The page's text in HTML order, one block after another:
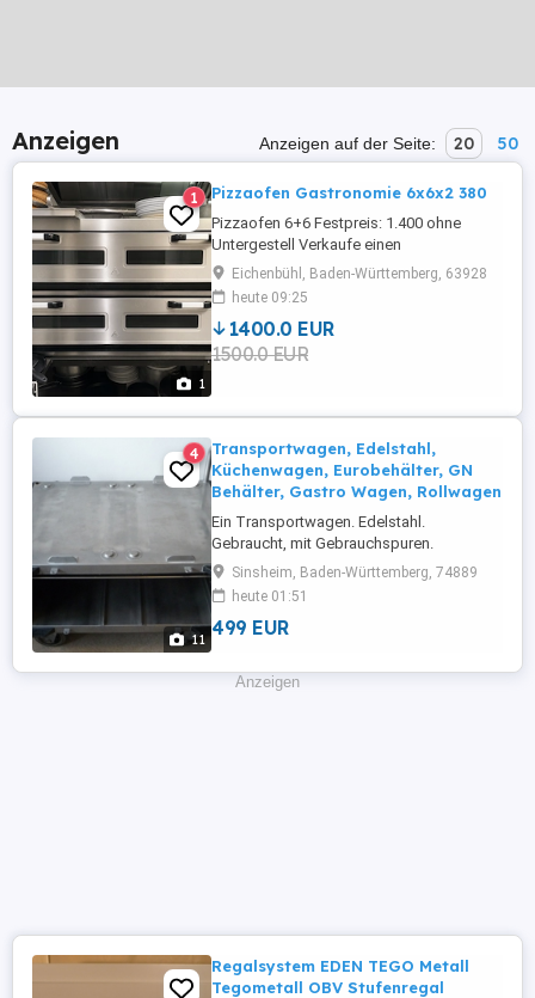
Anzeigen Anzeigen auf der Seite: 20 50
1
1 Pizzaofen Gastronomie 6x6x2 380
Pizzaofen 6+6 Festpreis: 1.400 ohne
Untergestell Verkaufe einen
professionellen Pizzaofen Allround 6+6
Der Ofen ist voll funktionsfähig, befindet
sich aktuell noch im Betrieb und kann vor
Ort besichtigt sowie getestet werden.
Technische Daten Modell: 6+6 Elektro-
Eichenbühl, Baden-Württemberg, 63928
heute 09:25
1400.0 EUR
1500.0 EUR
11
4
Transportwagen, Edelstahl,
Küchenwagen, Eurobehälter, GN
Behälter, Gastro Wagen, Rollwagen
Ein Transportwagen. Edelstahl.
Gebraucht, mit Gebrauchspuren.
Profigerät. Sehr stabil. Siehe Bilder. Der
Transportwagen hat einem ergonomisch
geformten Handgriff zum leichten
verschieden des Wagens. An allen 4
Soßstangen bzw. Kantenschutz aus
schwarzem Kunststoff. Der ...
Sinsheim, Baden-Württemberg, 74889
heute 01:51
499 EUR
Anzeigen
Regalsystem EDEN TEGO Metall
Tegometall OBV Stufenregal